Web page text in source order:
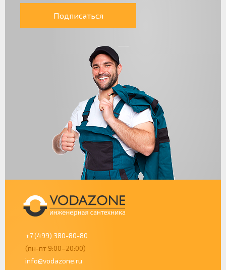
Подписаться
+7 (499) 380-80-80
(пн-пт 9:00–20:00)
info@vodazone.ru